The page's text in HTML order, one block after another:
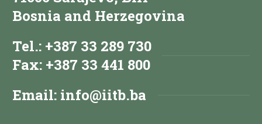
Bosnia and Herzegovina
Tel.: +387 33 289 730
Fax: +387 33 441 800
Email: info@iitb.ba